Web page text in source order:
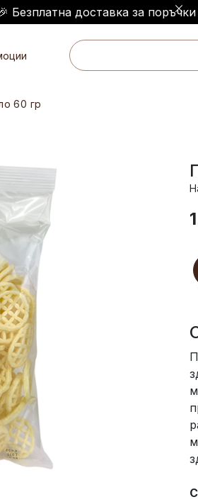
Безплатна доставка за
60 гр